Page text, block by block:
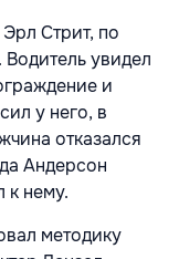
Стрит, по
увидел
и
у него, в
отказался
Андерсон
к нему.
методику